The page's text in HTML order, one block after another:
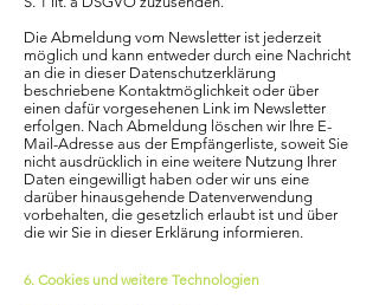
Die Abmeldung vom Newsletter ist jederzeit
möglich und kann entweder durch eine Nachricht
an die in dieser Datenschutzerklärung
beschriebene Kontaktmöglichkeit oder über
einen dafür vorgesehenen Link im Newsletter
erfolgen. Nach Abmeldung löschen wir Ihre E-
Mail-Adresse aus der Empfängerliste, soweit Sie
nicht ausdrücklich in eine weitere Nutzung Ihrer
Daten eingewilligt haben oder wir uns eine
darüber hinausgehende Datenverwendung
vorbehalten, die gesetzlich erlaubt ist und über
die wir Sie in dieser Erklärung informieren.
6. Cookies und weitere Technologien